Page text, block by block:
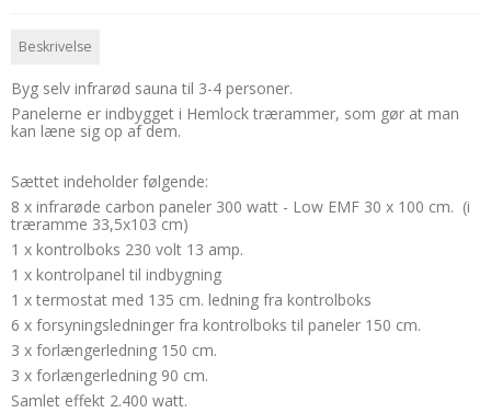
Beskrivelse
Byg selv infrarød sauna til 3-4 personer.
Panelerne er indbygget i Hemlock trærammer, som gør at man
kan læne sig op af dem.
Sættet indeholder følgende:
8 x infrarøde carbon paneler 300 watt - Low EMF 30 x 100 cm. (i
træramme 33,5x103 cm)
1 x kontrolboks 230 volt 13 amp.
1 x kontrolpanel til indbygning
1 x termostat med 135 cm. ledning fra kontrolboks
6 x forsyningsledninger fra kontrolboks til paneler 150 cm.
3 x forlængerledning 150 cm.
3 x forlængerledning 90 cm.
Samlet effekt 2.400 watt.